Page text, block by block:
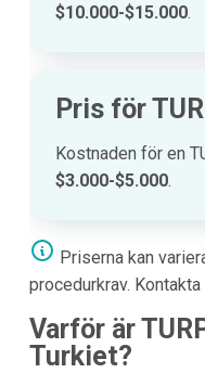
$10.000-$15.000.
Pris för
Kostnaden för en
$3.000-$5.000.
Priserna kan
procedurkrav.
Varför är
Turkiet?